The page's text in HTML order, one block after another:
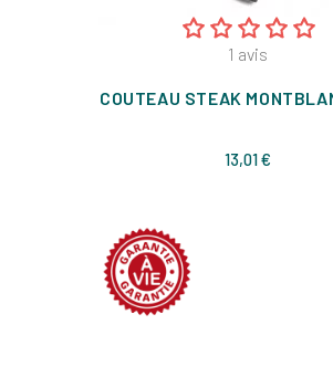
1 avis
COUTEAU STEAK
13,01 €